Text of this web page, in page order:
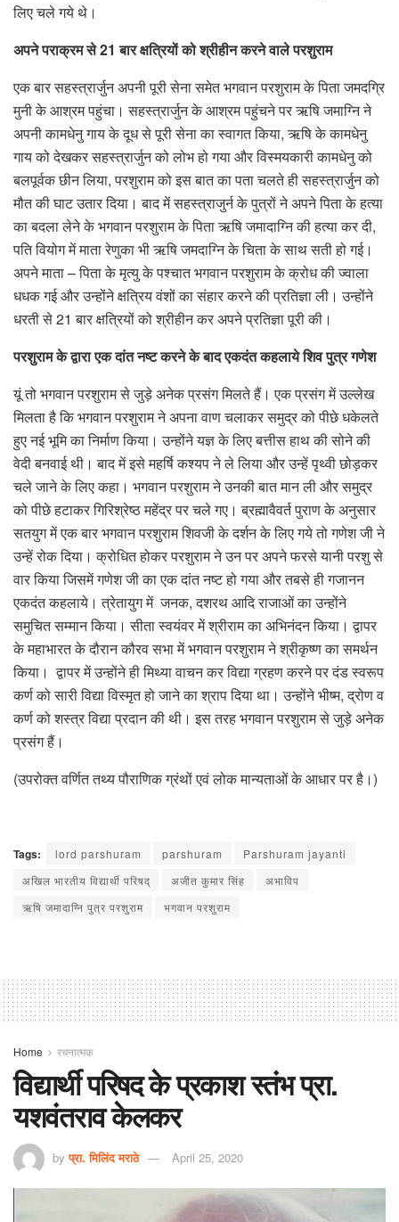
लिए चले गये थे।
अपने पराक्रम से 21 बार क्षत्रियों को श्रीहीन करने वाले परशुराम
एक बार सहस्त्रार्जुन अपनी पूरी सेना समेत भगवान परशुराम के पिता जमदग्रि
मुनी के आश्रम पहुंचा। सहस्त्रार्जुन के आश्रम पहुंचने पर ऋषि जमाग्नि ने
अपनी कामधेनु गाय के दूध से पूरी सेना का स्वागत किया, ऋषि के कामधेनु
गाय को देखकर सहस्त्रार्जुन को लोभ हो गया और विस्मयकारी कामधेनु को
बलपूर्वक छीन लिया, परशुराम को इस बात का पता चलते ही सहस्त्रार्जुन को
मौत की घाट उतार दिया। बाद में सहस्त्राजुर्न के पुत्रों ने अपने पिता के हत्या
का बदला लेने के भगवान परशुराम के पिता ऋषि जमादाग्नि की हत्या कर दी,
पति वियोग में माता रेणुका भी ऋषि जमदाग्नि के चिता के साथ सती हो गई।
अपने माता – पिता के मृत्यु के पश्चात भगवान परशुराम के क्रोध की ज्वाला
धधक गई और उन्होंने क्षत्रिय वंशों का संहार करने की प्रतिज्ञा ली। उन्होंने
धरती से 21 बार क्षत्रियों को श्रीहीन कर अपने प्रतिज्ञा पूरी की।
परशुराम के द्वारा एक दांत नष्ट करने के बाद एकदंत कहलाये शिव पुत्र गणेश
यूं तो भगवान परशुराम से जुड़े अनेक प्रसंग मिलते हैं। एक प्रसंग में उल्लेख
मिलता है कि भगवान परशुराम ने अपना वाण चलाकर समुद्र को पीछे धकेलते
हुए नई भूमि का निर्माण किया। उन्होंने यज्ञ के लिए बत्तीस हाथ की सोने की
वेदी बनवाई थी। बाद में इसे महर्षि कश्यप ने ले लिया और उन्हें पृथ्वी छोड़कर
चले जाने के लिए कहा। भगवान परशुराम ने उनकी बात मान ली और समुद्र
को पीछे हटाकर गिरिश्रेष्ठ महेंद्र पर चले गए। ब्रह्मावैवर्त पुराण के अनुसार
सतयुग में एक बार भगवान परशुराम शिवजी के दर्शन के लिए गये तो गणेश जी ने
उन्हें रोक दिया। क्रोधित होकर परशुराम ने उन पर अपने फरसे यानी परशु से
वार किया जिसमें गणेश जी का एक दांत नष्ट हो गया और तबसे ही गजानन
एकदंत कहलाये। त्रेतायुग में जनक, दशरथ आदि राजाओं का उन्होंने
समुचित सम्मान किया। सीता स्वयंवर में श्रीराम का अभिनंदन किया। द्वापर
के महाभारत के दौरान कौरव सभा में भगवान परशुराम ने श्रीकृष्ण का समर्थन
किया। द्वापर में उन्होंने ही मिथ्या वाचन कर विद्या ग्रहण करने पर दंड स्वरूप
कर्ण को सारी विद्या विस्मृत हो जाने का श्राप दिया था। उन्होंने भीष्म, द्रोण व
कर्ण को शस्त्र विद्या प्रदान की थी। इस तरह भगवान परशुराम से जुड़े अनेक
प्रसंग हैं।
(उपरोक्त वर्णित तथ्य पौराणिक ग्रंथों एवं लोक मान्यताओं के आधार पर है।)
Tags: lord parshuram parshuram
Parshuram jayanti
अखिल भारतीय विद्यार्थी परिषद्
अजीत कुमार सिंह
अभाविप
ऋषि जमादाग्नि पुत्र परशुराम
भगवान परशुराम
Home रचनात्मक
विद्यार्थी परिषद के प्रकाश स्तंभ प्रा.
यशवंतराव केलकर
by प्रा. मिलिंद मराठे April 25, 2020